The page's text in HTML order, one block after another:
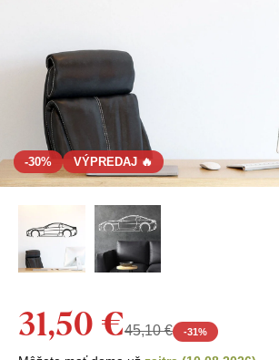
-30% VÝPREDAJ 🔥
31,50 €45,10 € -31%